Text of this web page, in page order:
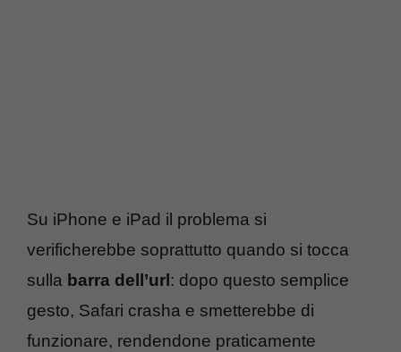
Su iPhone e iPad il problema si
verificherebbe soprattutto quando si tocca
sulla barra dell’url : dopo questo semplice
gesto, Safari crasha e smetterebbe di
funzionare, rendendone praticamente